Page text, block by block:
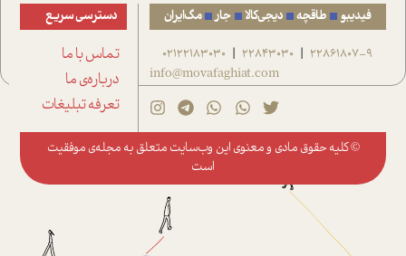
فیدیبو طاقچه دیجی‌کالا جار مگ‌ایران
22861807-9
|
22843030
|
02122183030
info@movafaghiat.com
دسترسی سریع
تماس با ما
درباره‌ی ما
تعرفه تبلیغات
© کلیه حقوق مادی و معنوی این وب‌سایت متعلق به مجله‌ی موفقیت
است